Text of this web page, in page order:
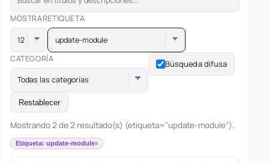
MOSTRARETIQUETA
update-module
CATEGORÍA
Todas las categorías
Búsqueda difusa
Restablecer
Mostrando 2 de 2 resultado(s) (etiqueta="update-module").
Etiqueta: update-module